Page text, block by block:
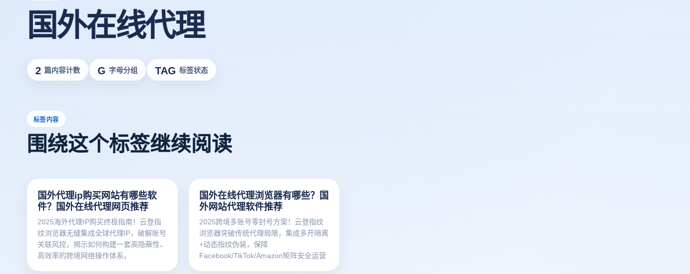
国外在线代理
2 篇内容计数 G 字母分组 TAG 标签状态
标签内容
围绕这个标签继续阅读
国外代理ip购买网站有哪些软
件？国外在线代理网页推荐
2025海外代理IP购买终极指南！云登指
纹浏览器无缝集成全球代理IP，破解账号
关联风控，揭示如何构建一套高隐蔽性、
高效率的跨境网络操作体系。
国外在线代理浏览器有哪些？国
外网站代理软件推荐
2025跨境多账号零封号方案！云登指纹
浏览器突破传统代理局限，集成多开隔离
+动态指纹伪装，保障
Facebook/TikTok/Amazon矩阵安全运营